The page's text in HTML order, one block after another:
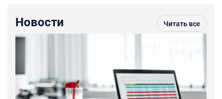
Новости Читать все